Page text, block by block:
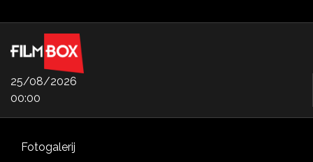
25/08/2026
00:00
Fotogalerij